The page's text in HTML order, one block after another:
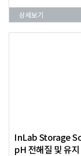
상세보기
InLab Storage
pH 전해질 및 유